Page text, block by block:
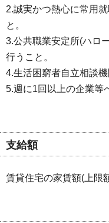
2.誠実かつ熱心に常用
と。
3.公共職業安定所(ハロ
行うこと。
4.生活困窮者自立相談
5.週に1回以上の企業等
支給額
賃貸住宅の家賃額(上限